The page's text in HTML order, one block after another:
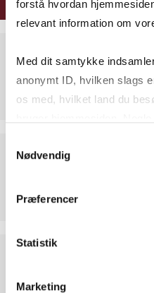
forstå hvordan
relevant information om
Med dit samtykke
anonymt ID, hvilken slags
os med, hvilket land du
markedsføring. Du
Nødvendig
Præferencer
Statistik
Marketing
6 ECTS
5 ECTS